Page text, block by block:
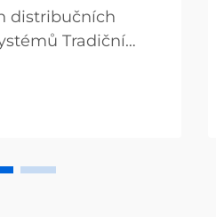
distribučních
Tradiční